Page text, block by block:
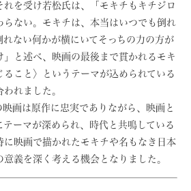
れを受け若松氏は、「モキチもキチジロ
らない。モキチは、本当はいつでも倒れ
れない何かが横にいてそっちの力の方が
」と述べ、映画の最後まで貫かれるモキ
こと〉というテーマが込められている
れました。
画は原作に忠実でありながら、映画と
ーマが深められ、時代と共鳴している
に映画で描かれたモキチや名もなき日本
義を深く考える機会となりました。